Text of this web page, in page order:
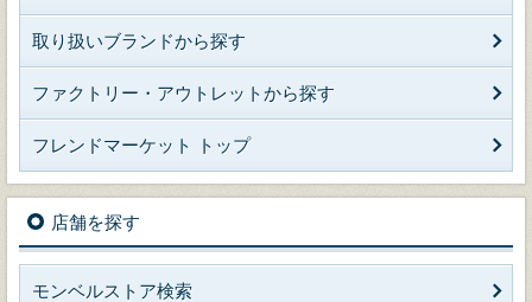
取り扱いブランドから探す
ファクトリー・アウトレットから探す
フレンドマーケット トップ
店舗を探す
モンベルストア検索